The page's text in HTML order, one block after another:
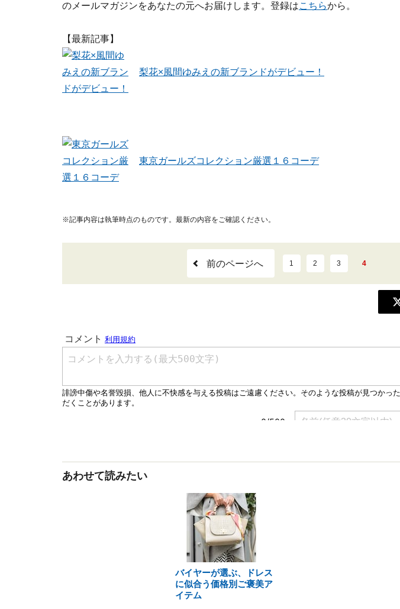
のメールマガジンをあなたの元へお届けします。登録はこちらから。
【最新記事】
梨花×風間ゆみえの新ブランドがデビュー！
東京ガールズコレクション厳選１６コーデ
※記事内容は執筆時点のものです。最新の内容をご確認ください。
前のページへ 1 2 3 4
あわせて読みたい
バイヤーが選ぶ、ドレス
に似合う価格別ご褒美ア
イテム